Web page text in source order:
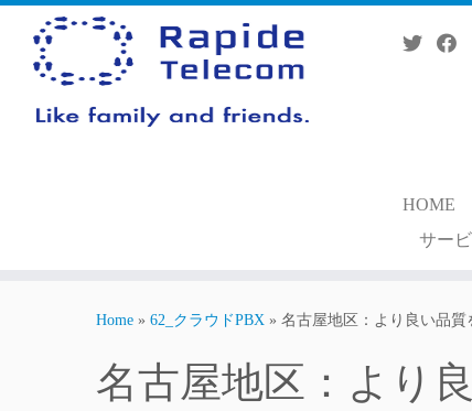
Skip
content
HOME
サー
Home » 62_クラウドPBX » 名古屋地区：より良い品質
名古屋地区：より